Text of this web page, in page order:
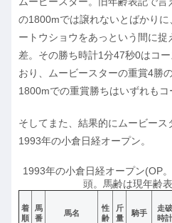
の1800mでは譲れないとばかり
ートウショウをあっという間に
差。その勝ち時計1分47秒0はコ
おり、ムービースターの重賞4勝
1800mでの重賞勝ちはいずれもコ
そしてまた、結果的にムービース
1993年の小倉日経オープン。
1993年の小倉日経オープン(OP
頭。馬齢は現年齢
着
順
馬
番
馬名
性
齢
斤
量
騎手
走破
時計